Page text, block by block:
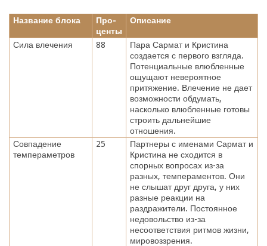
Название блока
Про-
центы
Описание
Сила влечения 88
Пара Сармат и Кристина
создается с первого взгляда.
Потенциальные влюбленные
ощущают невероятное
притяжение. Влечение не дает
возможности обдумать,
насколько влюбленные готовы
строить дальнейшие
отношения.
Совпадение
темпераметров
25
Партнеры с именами Сармат и
Кристина не сходится в
спорных вопросах из-за
разных, темпераментов. Они
не слышат друг друга, у них
разные реакции на
раздражители. Постоянное
недовольство из-за
несоответствия ритмов жизни,
мировоззрения.